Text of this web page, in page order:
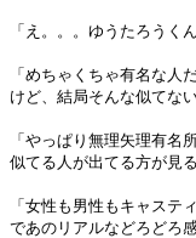
「え。。。ゆうたろうく
「めちゃくちゃ有名な人
けど、結局そんな似てな
「やっぱり無理矢理有名
似てる人が出てる方が見
「女性も男性もキャス
であのリアルなどろどろ